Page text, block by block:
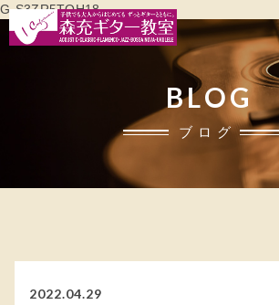
G-S3ZR5TQH18
BLOG
ブログ
2022.04.29